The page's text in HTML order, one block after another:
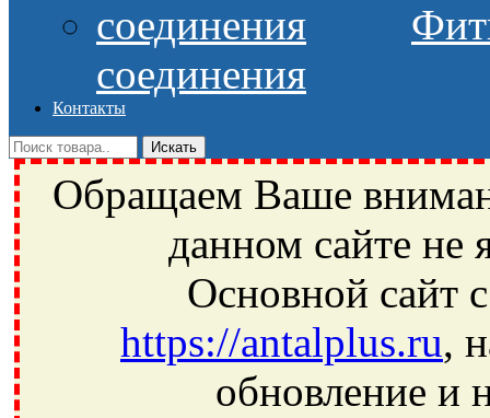
соединения
Контакты
Обращаем Ваше
данном сайте не
Основной сайт
https://antalplus.ru,
обновление и